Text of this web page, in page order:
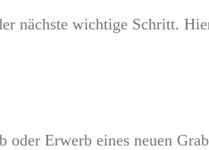
nächste wichtige Schritt.
Erwerb eines neuen